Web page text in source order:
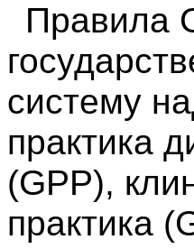
Правила
систему
практика
(GPP),
практика